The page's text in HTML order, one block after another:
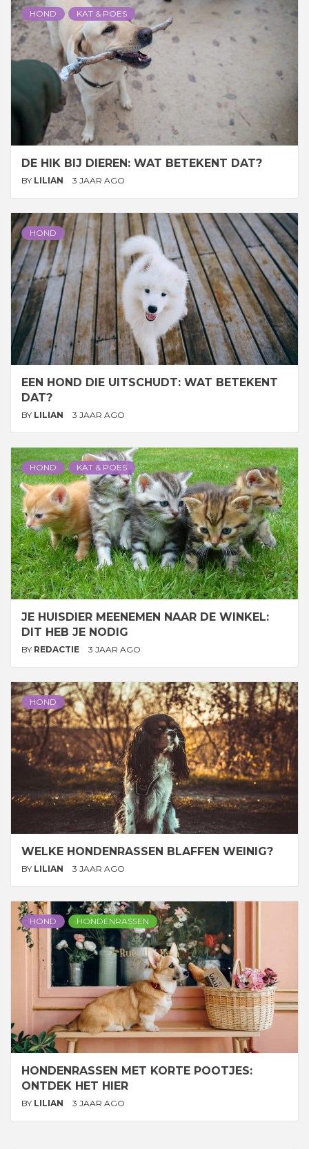
HOND KAT & POES
DE HIK BIJ DIEREN: WAT BETEKENT DAT?
BY LILIAN 3 JAAR AGO
HOND
EEN HOND DIE UITSCHUDT: WAT BETEKENT
DAT?
BY LILIAN 3 JAAR AGO
HOND KAT & POES
JE HUISDIER MEENEMEN NAAR DE WINKEL:
DIT HEB JE NODIG
BY REDACTIE 3 JAAR AGO
HOND
WELKE HONDENRASSEN BLAFFEN WEINIG?
BY LILIAN 3 JAAR AGO
HOND HONDENRASSEN
HONDENRASSEN MET KORTE POOTJES:
ONTDEK HET HIER
BY LILIAN 3 JAAR AGO